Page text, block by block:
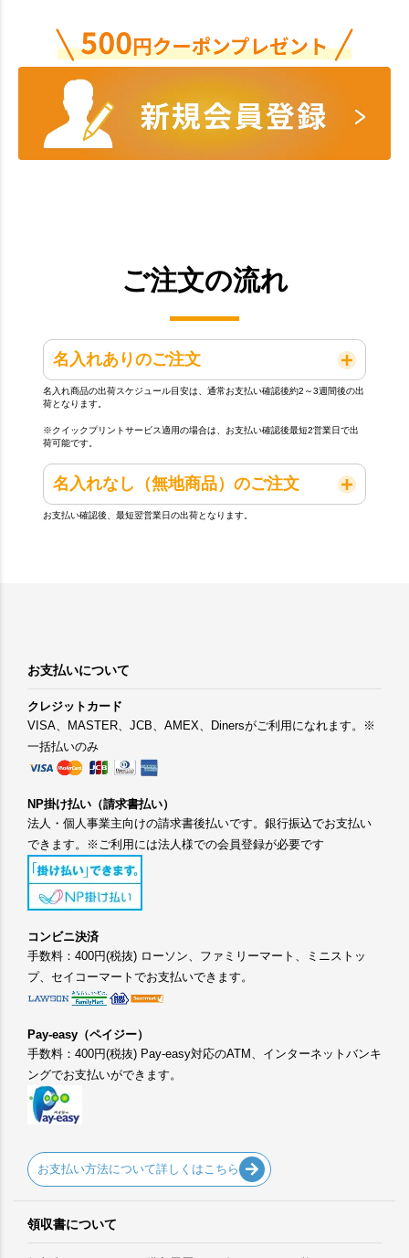
ご注文の流れ
名入れありのご注文
名入れ商品の出荷スケジュール目安は、通常お支払い確認後約2～3週間後の出
荷となります。
※クイックプリントサービス適用の場合は、お支払い確認後最短2営業日で出
荷可能です。
名入れなし（無地商品）のご注文
お支払い確認後、最短翌営業日の出荷となります。
お支払いについて
クレジットカード
VISA、MASTER、JCB、AMEX、Dinersがご利用になれます。※
一括払いのみ
NP掛け払い（請求書払い）
法人・個人事業主向けの請求書後払いです。銀行振込でお支払い
できます。※ご利用には法人様での会員登録が必要です
コンビニ決済
手数料：400円(税抜) ローソン、ファミリーマート、ミニストッ
プ、セイコーマートでお支払いできます。
Pay-easy（ペイジー）
手数料：400円(税抜) Pay-easy対応のATM、インターネットバンキ
ングでお支払いができます。
お支払い方法について詳しくはこちら
領収書について